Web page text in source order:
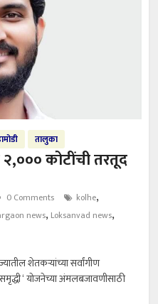
तालुका
कोटींची तरतूद
0 Comments kolhe,
news, Loksanvad news,
शेतकऱ्यांच्या सर्वांगीण
‘ योजनेच्या अंमलबजावणीसाठी